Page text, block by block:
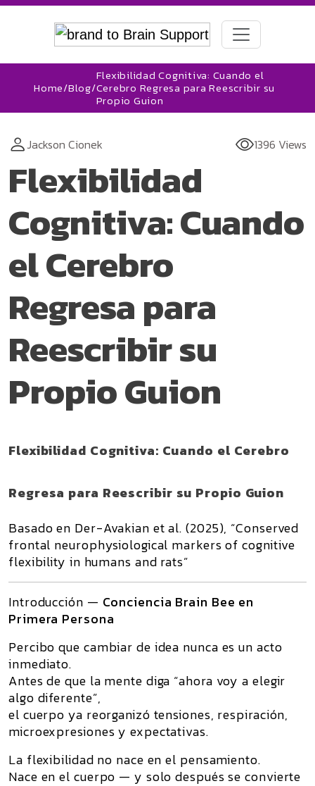
Home/Blog/
Flexibilidad Cognitiva: Cuando el
Cerebro Regresa para Reescribir su
Propio Guion
Jackson Cionek 1396 Views
Flexibilidad
Cognitiva: Cuando
el Cerebro
Regresa para
Reescribir su
Propio Guion
Flexibilidad Cognitiva: Cuando el Cerebro
Regresa para Reescribir su Propio Guion
Basado en Der-Avakian et al. (2025), “Conserved
frontal neurophysiological markers of cognitive
flexibility in humans and rats”
Introducción — Conciencia Brain Bee en
Primera Persona
Percibo que cambiar de idea nunca es un acto
inmediato.
Antes de que la mente diga “ahora voy a elegir
algo diferente”,
el cuerpo ya reorganizó tensiones, respiración,
microexpresiones y expectativas.
La flexibilidad no nace en el pensamiento.
Nace en el cuerpo — y solo después se convierte